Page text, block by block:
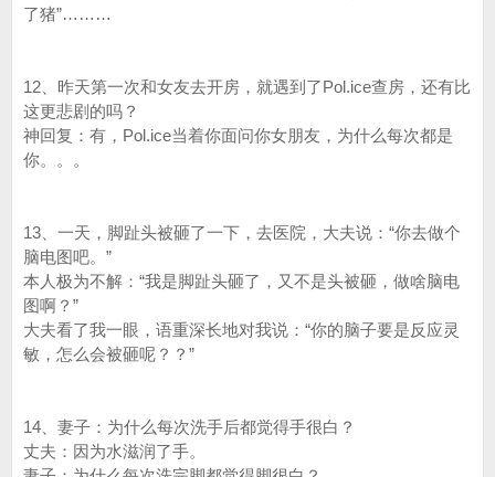
了猪”………
12、昨天第一次和女友去开房，就遇到了Pol.ice查房，还有比
这更悲剧的吗？
神回复：有，Pol.ice当着你面问你女朋友，为什么每次都是
你。。。
13、一天，脚趾头被砸了一下，去医院，大夫说：“你去做个
脑电图吧。”
本人极为不解：“我是脚趾头砸了，又不是头被砸，做啥脑电
图啊？”
大夫看了我一眼，语重深长地对我说：“你的脑子要是反应灵
敏，怎么会被砸呢？？”
14、妻子：为什么每次洗手后都觉得手很白？
丈夫：因为水滋润了手。